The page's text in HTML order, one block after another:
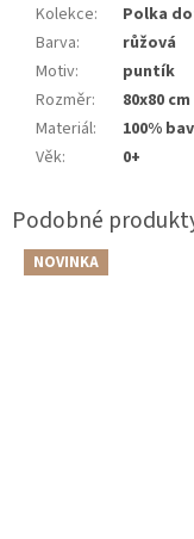
Kolekce:
Polka
Barva:
růžová
Motiv:
puntík
Rozměr:
80x80 cm
Materiál:
100%
Věk: 0+
NOVINKA